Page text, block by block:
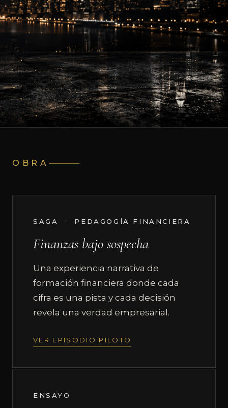
OBRA
SAGA · PEDAGOGÍA FINANCIERA
Finanzas bajo sospecha
Una experiencia narrativa de
formación financiera donde cada
cifra es una pista y cada decisión
revela una verdad empresarial.
VER EPISODIO PILOTO
ENSAYO